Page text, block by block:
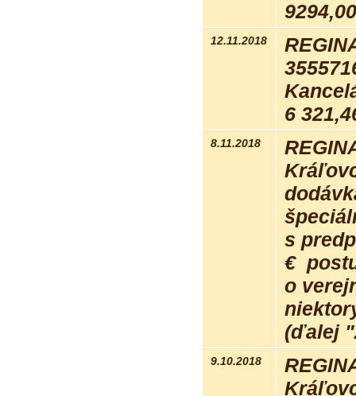
12.11.2018
6
8.11.2018
s
€
o
(ďalej
9.10.2018